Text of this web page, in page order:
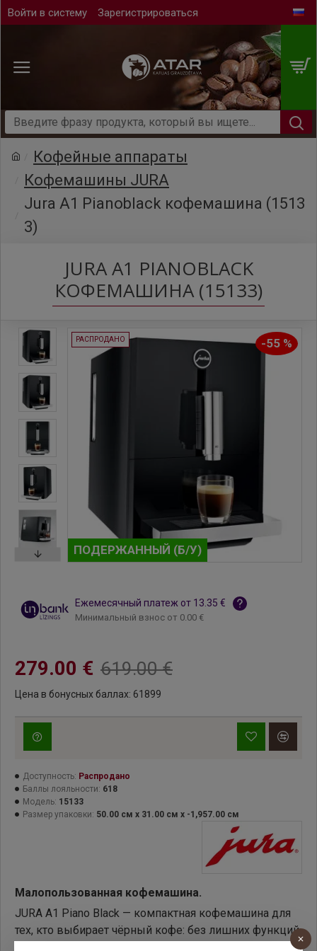
Войти в систему Зарегистрироваться
Кофейные аппараты
Кофемашины JURA
Jura A1 Pianoblack кофемашина (1513
3)
JURA A1 PIANOBLACK
КОФЕМАШИНА (15133)
РАСПРОДАНО
ПОДЕРЖАННЫЙ (Б/У)
-55 %
Доступность: Распродано
Баллы лояльности: 618
Модель: 15133
Размер упаковки: 50.00 см x 31.00 см x -1,957.00 см
279.00 € 619.00 €
Цена в бонусных баллах: 61899
Ежемесячный платеж от 13.35 €
Минимальный взнос от 0.00 €
Малопользованная кофемашина.
JURA A1 Piano Black — компактная кофемашина для
тех, кто выбирает чёрный кофе: без лишних функций,